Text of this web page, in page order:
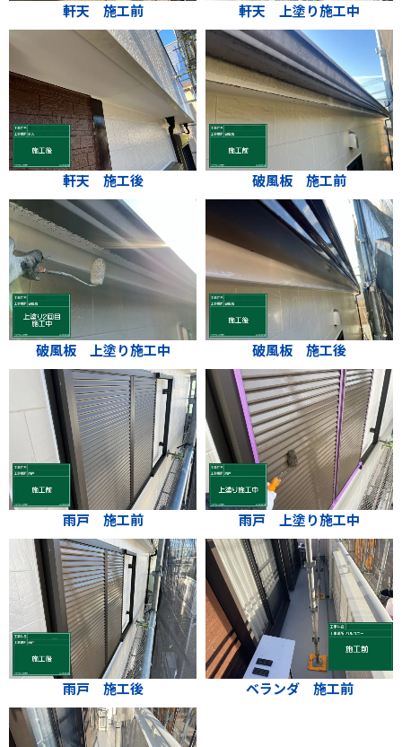
軒天 施工前 軒天 上塗り施工中
軒天 施工後 破風板 施工前
破風板 上塗り施工中 破風板 施工後
雨戸 施工前 雨戸 上塗り施工中
雨戸 施工後 ベランダ 施工前